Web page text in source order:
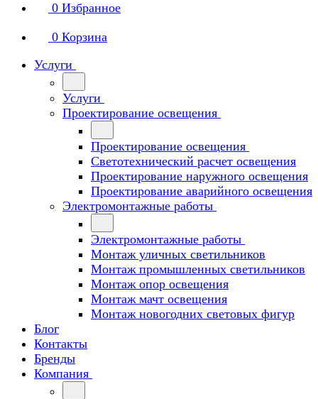
0 Избранное
0 Корзина
Услуги
Услуги
Проектирование освещения
Проектирование освещения
Светотехнический расчет освещения
Проектирование наружного освещения
Проектирование аварийного освещения
Электромонтажные работы
Электромонтажные работы
Монтаж уличных светильников
Монтаж промышленных светильников
Монтаж опор освещения
Монтаж мачт освещения
Монтаж новогодних световых фигур
Блог
Контакты
Бренды
Компания